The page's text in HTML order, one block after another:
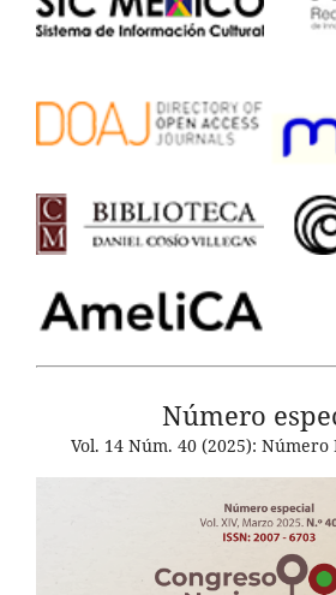
Número
Vol. 14 Núm. 40 (2025): Número